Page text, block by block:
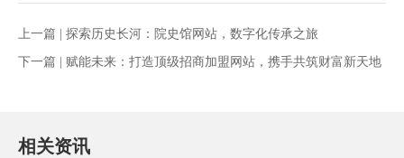
上一篇 | 探索历史长河：院史馆网站，数字化传承之旅
下一篇 | 赋能未来：打造顶级招商加盟网站，携手共筑财富新天地
相关资讯